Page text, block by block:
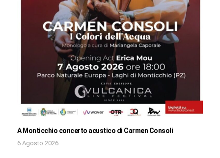
A Monticchio concerto acustico di Carmen Consoli
6 Agosto 2026